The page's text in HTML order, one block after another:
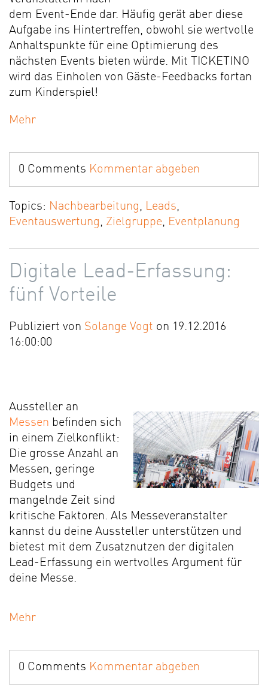
dem Event-Ende dar. Häufig gerät aber diese
Aufgabe ins Hintertreffen, obwohl sie wertvolle
Anhaltspunkte für eine Optimierung des
nächsten Events bieten würde. Mit TICKETINO
wird das Einholen von Gäste-Feedbacks fortan
zum Kinderspiel!
Mehr
0 Comments Kommentar abgeben
Topics: Nachbearbeitung, Leads,
Eventauswertung, Zielgruppe, Eventplanung
Digitale Lead-Erfassung:
fünf Vorteile
Publiziert von Solange Vogt on 19.12.2016
16:00:00
Aussteller an
Messen befinden sich
in einem Zielkonflikt:
Die grosse Anzahl an
Messen, geringe
Budgets und
mangelnde Zeit sind
kritische Faktoren. Als Messeveranstalter
kannst du deine Aussteller unterstützen und
bietest mit dem Zusatznutzen der digitalen
Lead-Erfassung ein wertvolles Argument für
deine Messe.
Mehr
0 Comments Kommentar abgeben